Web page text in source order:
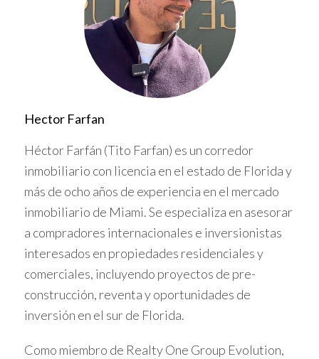
eficiente y amenidades exclusivas que atraen a
profesionales y familias.
Menor riesgo de depreciación
Su consolidación como zona clave reduce la volatilidad
Invertir en Brickell brinda seguridad y rentabilidad
estable a largo plazo.
VENTAJAS DE INVERTIR EN
ZONAS ECONÓMICAS
Mayor potencial de valorización
Barrios emergentes pueden ofrecer incrementos
significativos en valor gracias al desarrollo urbano y
renovaciones.
Hector Farfan
Héctor Farfán (Tito Farfan) es un corredor
inmobiliario con licencia en el estado de Florida y
más de ocho años de experiencia en el mercado
inmobiliario de Miami. Se especializa en asesorar
a compradores internacionales e inversionistas
interesados en propiedades residenciales y
comerciales, incluyendo proyectos de pre-
construcción, reventa y oportunidades de
inversión en el sur de Florida.
Como miembro de Realty One Group Evolution,